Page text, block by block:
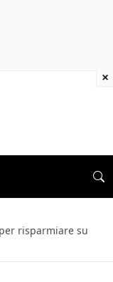
risparmiare su
×